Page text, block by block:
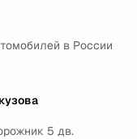
в России
5 дв.